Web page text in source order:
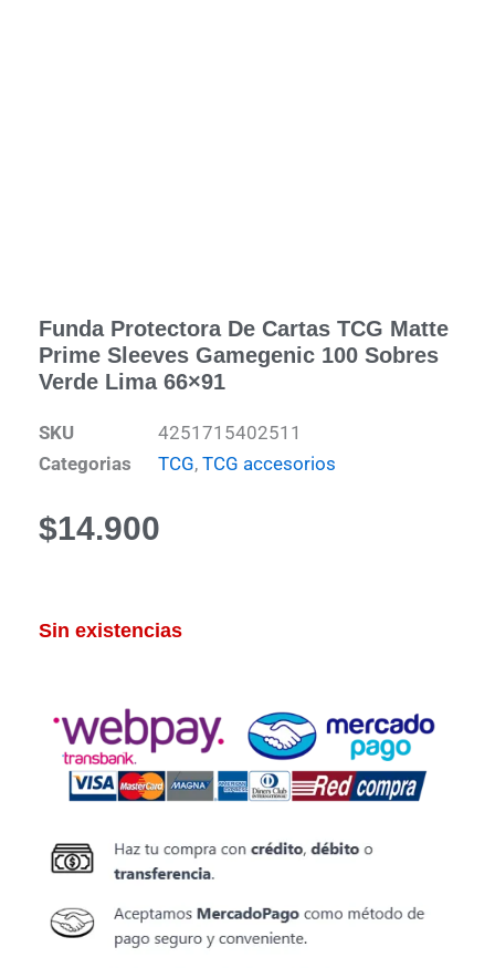
Funda Protectora De Cartas TCG Matte
Prime Sleeves Gamegenic 100 Sobres
Verde Lima 66×91
SKU
4251715402511
Categorias
TCG, TCG accesorios
$14.900
Sin existencias